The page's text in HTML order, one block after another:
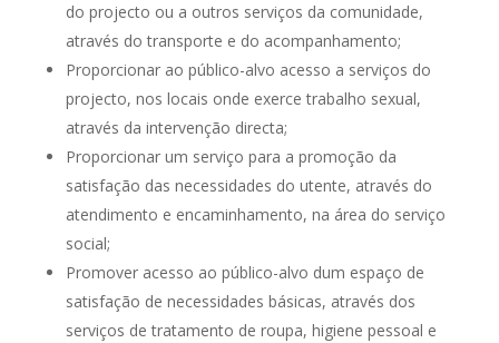
do projecto ou a outros serviços da comunidade,
através do transporte e do acompanhamento;
Proporcionar ao público-alvo acesso a serviços do
projecto, nos locais onde exerce trabalho sexual,
através da intervenção directa;
Proporcionar um serviço para a promoção da
satisfação das necessidades do utente, através do
atendimento e encaminhamento, na área do serviço
social;
Promover acesso ao público-alvo dum espaço de
satisfação de necessidades básicas, através dos
serviços de tratamento de roupa, higiene pessoal e